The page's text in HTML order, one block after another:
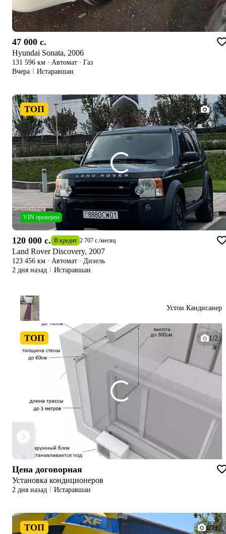
47 000 c.
Hyundai Sonata, 2006
131 596 км · Автомат · Газ
Вчера
Истаравшан
ТОП 1/8
VIN проверен
120 000 c. В кредит 2 707 c./месяц
Land Rover Discovery, 2007
123 456 км · Автомат · Дизель
2 дня назад
Истаравшан
Устои Кандисанер
ТОП 1/2
Цена договорная
Установка кондиционеров
2 дня назад Истаравшан
ТОП 1/11